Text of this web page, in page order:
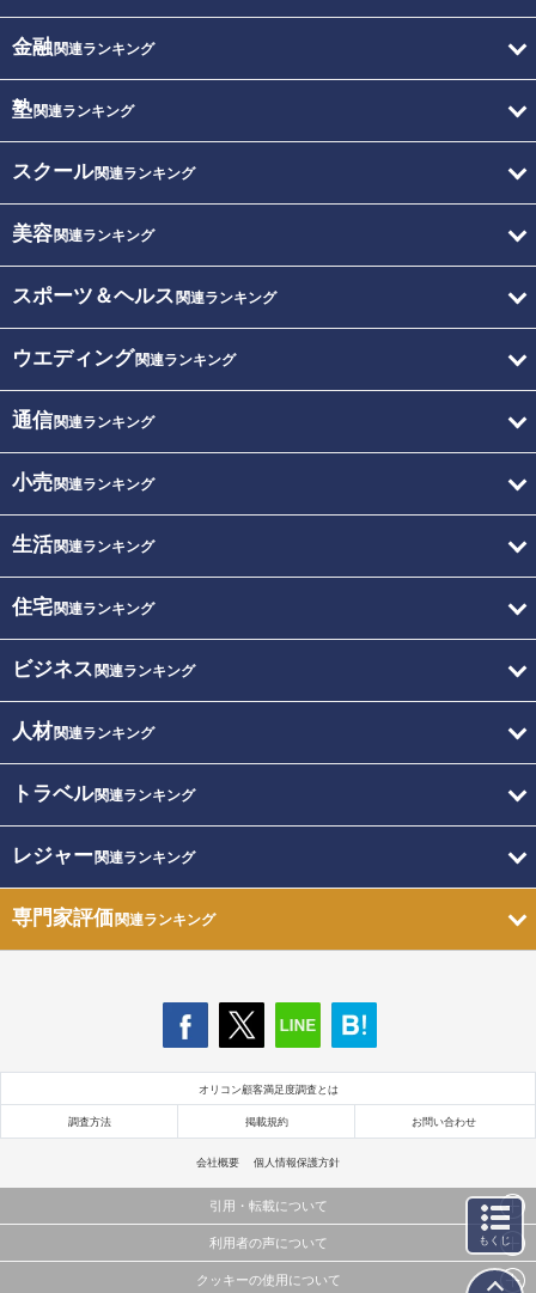
金融関連ランキング
塾関連ランキング
スクール関連ランキング
美容関連ランキング
スポーツ＆ヘルス 関連ランキング
ウエディング関連ランキング
通信関連ランキング
小売関連ランキング
生活関連ランキング
住宅関連ランキング
ビジネス 関連ランキング
人材関連ランキング
トラベル関連ランキング
レジャー関連ランキング
専門家評価関連ランキング
オリコン顧客満足度調査とは
調査方法 掲載規約 お問い合わせ
会社概要 個人情報保護方針
引用・転載について
当サイトで公開されている情報（文字、写真、イラスト、画像データ等）及びこれらの配置・
これらの情報を権利者の許可なく無断転載・複製などの二次利用を行うことは固く禁じており
利用者の声について
当サイトに掲載している内容はすべてサービスの利用者が提出された見解・感想です。
クッキーの使用について
もくじ